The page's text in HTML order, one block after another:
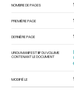
NOMBRE DE PAGES
PREMIÈRE PAGE
DERNIÈRE PAGE
URI DU MANIFEST IIIF DU VOLUME
CONTENANT LE DOCUMENT
MODIFIÉ LE